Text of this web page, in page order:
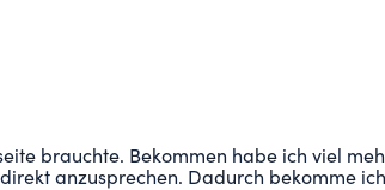
brauchte. Bekommen habe ich viel
anzusprechen. Dadurch bekomme